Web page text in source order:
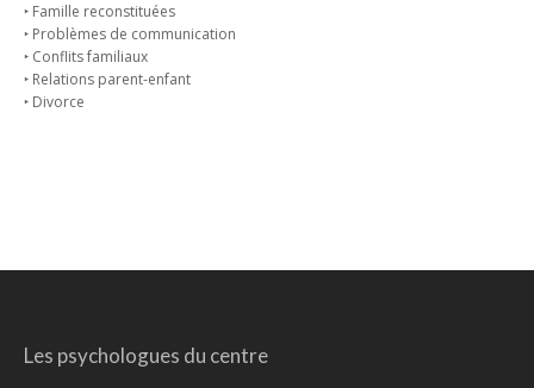
‣ Famille reconstituées
‣ Problèmes de communication
‣ Conflits familiaux
‣ Relations parent-enfant
‣ Divorce
Les psychologues du centre